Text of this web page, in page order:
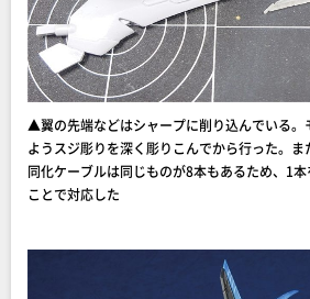
▲翼の先端などはシャープに削り込んでいる。
ようスジ彫りを深く彫りこんでから行った。
同化ケーブルは同じものが8本もあるため、1
ことで対応した